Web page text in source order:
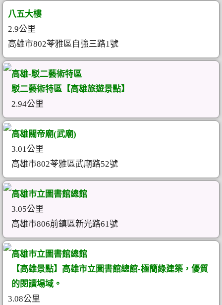
八五大樓
2.9公里
高雄市802苓雅區自強三路1號
高雄-駁二藝術特區
駁二藝術特區【高雄旅遊景點】
2.94公里
高雄關帝廟(武廟)
3.01公里
高雄市802苓雅區武廟路52號
高雄市立圖書館總館
3.05公里
高雄市806前鎮區新光路61號
高雄市立圖書館總館
【高雄景點】高雄市立圖書館總館-極簡綠建築，優質
的閱讀場域。
3.08公里